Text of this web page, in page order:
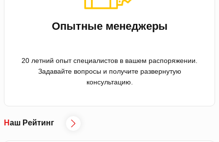
Опытные менеджеры
20 летний опыт специалистов в вашем распоряжении.
Задавайте вопросы и получите развернутую
консультацию.
Наш Рейтинг